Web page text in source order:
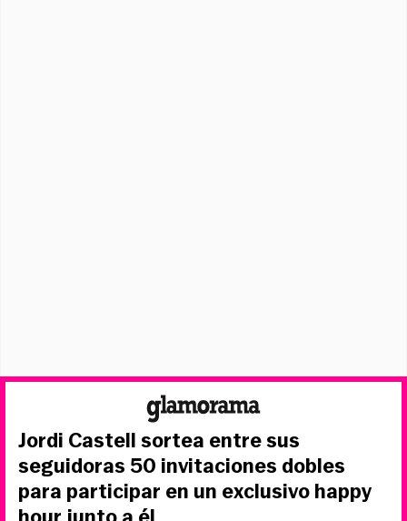
Jordi Castell sortea entre sus
seguidoras 50 invitaciones dobles
para participar en un exclusivo happy